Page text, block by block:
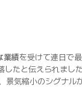
業績を受けて連日で
たと伝えられました
気縮小のシグナル